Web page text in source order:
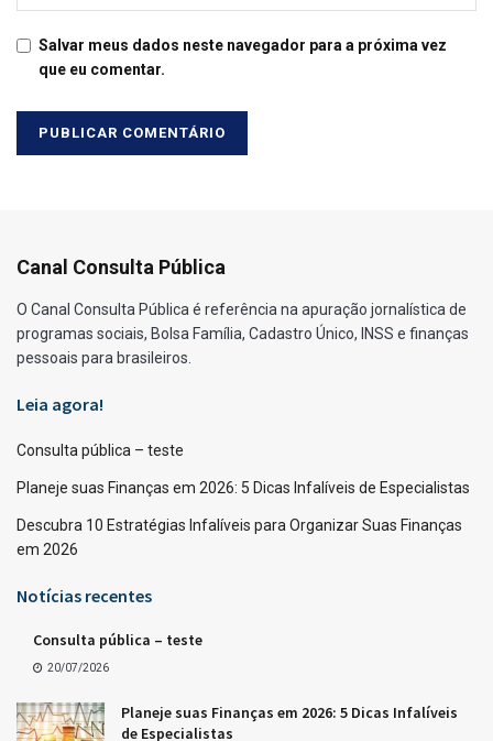
Salvar meus dados neste navegador para a próxima vez
que eu comentar.
Canal Consulta Pública
O Canal Consulta Pública é referência na apuração jornalística de
programas sociais, Bolsa Família, Cadastro Único, INSS e finanças
pessoais para brasileiros.
Leia agora!
Consulta pública – teste
Planeje suas Finanças em 2026: 5 Dicas Infalíveis de Especialistas
Descubra 10 Estratégias Infalíveis para Organizar Suas Finanças
em 2026
Notícias recentes
Consulta pública – teste
20/07/2026
Planeje suas Finanças em 2026: 5 Dicas Infalíveis
de Especialistas